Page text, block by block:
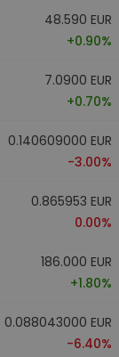
48.590 EUR
+0.90%
7.0900 EUR
+0.70%
0.140609000 EUR
-3.00%
0.865953 EUR
0.00%
186.000 EUR
+1.80%
0.088043000 EUR
-6.40%